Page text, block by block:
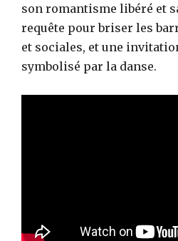
son romantisme libéré et
requête pour briser les
et sociales, et une
symbolisé par la danse.